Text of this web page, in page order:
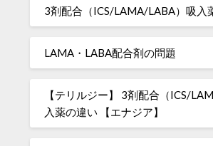
3剤配合（ICS/LAMA/LABA）吸入
LAMA・LABA配合剤の問題
【テリルジー】 3剤配合（ICS/
入薬の違い 【エナジア】